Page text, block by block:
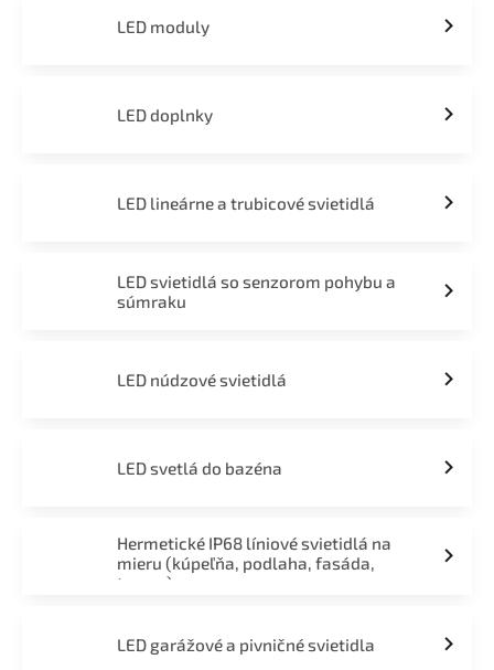
LED moduly
LED doplnky
LED lineárne a trubicové svietidlá
LED svietidlá so senzorom pohybu a
súmraku
LED núdzové svietidlá
LED svetlá do bazéna
Hermetické IP68 líniové svietidlá na
mieru (kúpeľňa, podlaha, fasáda,
terasa)
LED garážové a pivničné svietidla